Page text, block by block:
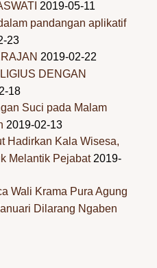
2019-05-11
pandangan aplikatif
23
2019-02-22
DENGAN
18
Suci pada Malam
2019-02-13
Hadirkan Kala Wisesa,
Melantik Pejabat 2019-
Wali Krama Pura Agung
Dilarang Ngaben